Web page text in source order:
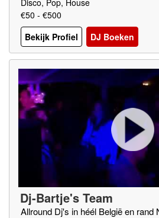
Disco, Pop, House
€50 - €500
Bekijk Profiel
DJ Boeken
Dj-Bartje's Team
Allround Dj's in héél België en rand